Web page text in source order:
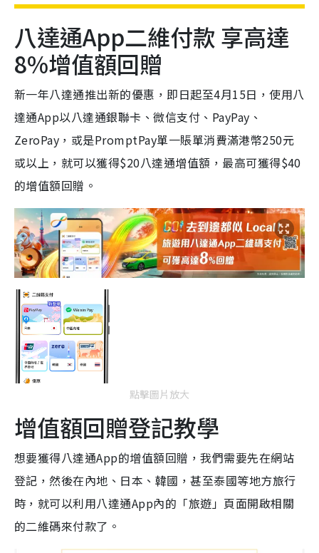
八達通App二維付款 享高達
8%增值額回贈
新一年八達通推出新的優惠，即日起至4月15日，使用八
達通App以八達通銀聯卡、微信支付、PayPay、
ZeroPay，或是PromptPay單一賬單消費滿港幣250元
或以上，就可以獲得$20八達通增值額，最高可獲得$40
的增值額回贈。
點擊圖片放大
增值額回贈登記教學
想要獲得八達通App的增值額回贈，我們需要先在網站
登記，然後在內地、日本、韓國，甚至泰國等地方旅行
時，就可以利用八達通App內的「旅遊」頁面開啟相關
的二維碼來付款了。